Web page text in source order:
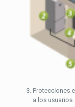
Protecciones
a los usuarios.